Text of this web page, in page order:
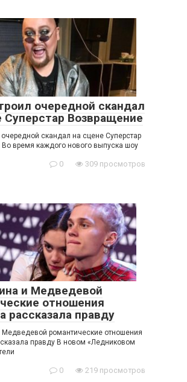
очередной скандал
Суперстар Возвращение
скандал на сцене Суперстар
время каждого нового выпуска шоу
0 309 просмотров
и Медведевой
отношения
рассказала правду
романтические отношения
правду В новом «Ледниковом
0 219 просмотров